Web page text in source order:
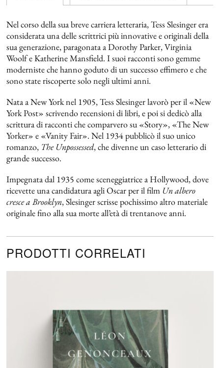
Nel corso della sua breve carriera letteraria, Tess Slesinger era
considerata una delle scrittrici più innovative e originali della
sua generazione, paragonata a Dorothy Parker, Virginia
Woolf e Katherine Mansfield. I suoi racconti sono gemme
moderniste che hanno goduto di un successo effimero e che
sono state riscoperte solo negli ultimi anni.
Nata a New York nel 1905, Tess Slesinger lavorò per il «New
York Post» scrivendo recensioni di libri, e poi si dedicò alla
scrittura di racconti che comparvero su «Story», «The New
Yorker» e «Vanity Fair». Nel 1934 pubblicò il suo unico
romanzo, The Unpossessed, che divenne un caso letterario di
grande successo.
Impegnata dal 1935 come sceneggiatrice a Hollywood, dove
ricevette una candidatura agli Oscar per il film Un albero
cresce a Brooklyn, Slesinger scrisse pochissimo altro materiale
originale fino alla sua morte all’età di trentanove anni.
PRODOTTI CORRELATI